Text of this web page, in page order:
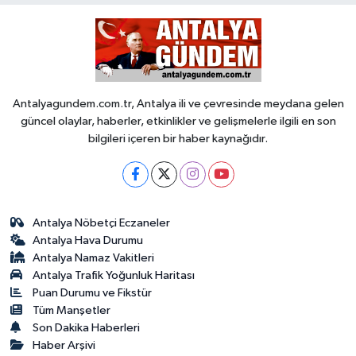
Antalyagundem.com.tr, Antalya ili ve çevresinde meydana gelen
güncel olaylar, haberler, etkinlikler ve gelişmelerle ilgili en son
bilgileri içeren bir haber kaynağıdır.
Antalya Nöbetçi Eczaneler
Antalya Hava Durumu
Antalya Namaz Vakitleri
Antalya Trafik Yoğunluk Haritası
Puan Durumu ve Fikstür
Tüm Manşetler
Son Dakika Haberleri
Haber Arşivi
Kültür & Sanat
Magazin
Sağlık & Yaşam
Siyaset
Spor